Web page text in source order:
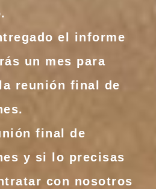
el informe
un mes para
reunión final de
final de
y si lo precisas
con nosotros